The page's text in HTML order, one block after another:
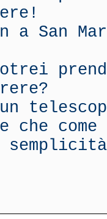
a San
potrei
un
che